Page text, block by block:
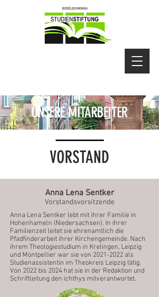
UNSERE MITARBEITER
VORSTAND
Anna Lena Sentker
Vorstandsvorsitzende
Anna Lena Sentker lebt mit ihrer Familie in
Hohenhameln (Niedersachsen). In ihrer
Familienzeit leitet sie ehrenamtlich die
Pfadfinderarbeit ihrer Kirchengemeinde. Nach
ihrem Theologiestudium in Krelingen, Leipzig
und Montpellier war sie von 2021-2022 als
Studienassistentin im Theokreis Leipzig tätig.
Von 2022 bis 2024 hat sie in der Redaktion und
Schriftleitung den ichthys mitverantwortet.